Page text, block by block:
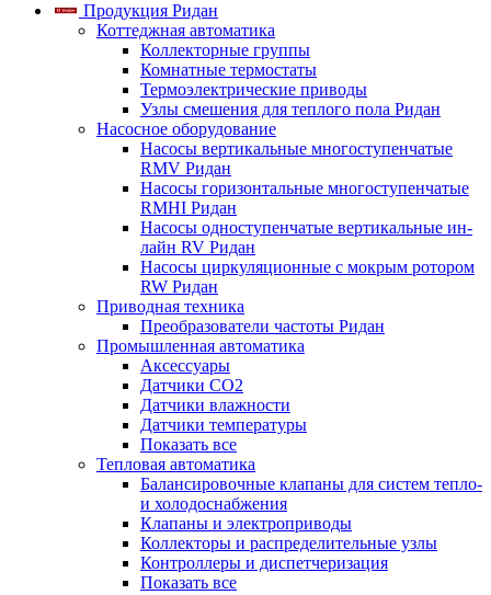
Продукция Ридан
Коттеджная автоматика
Коллекторные группы
Комнатные термостаты
Термоэлектрические приводы
Узлы смешения для теплого пола Ридан
Насосное оборудование
Насосы вертикальные многоступенчатые
RMV Ридан
Насосы горизонтальные многоступенчатые
RMHI Ридан
Насосы одноступенчатые вертикальные ин-
лайн RV Ридан
Насосы циркуляционные с мокрым ротором
RW Ридан
Приводная техника
Преобразователи частоты Ридан
Промышленная автоматика
Аксессуары
Датчики CO2
Датчики влажности
Датчики температуры
Показать все
Тепловая автоматика
Балансировочные клапаны для систем тепло-
и холодоснабжения
Клапаны и электроприводы
Коллекторы и распределительные узлы
Контроллеры и диспетчеризация
Показать все